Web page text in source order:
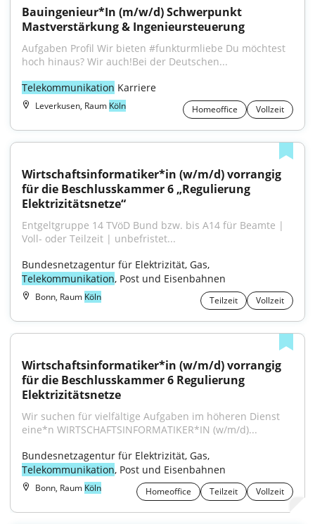
Bauingenieur*In (m/w/d) Schwerpunkt
Mastverstärkung & Ingenieursteuerung
Aufgaben Profil Wir bieten #funkturmliebe Du möchtest
hoch hinaus? Wir auch!Bei der Deutschen...
Telekommunikation Karriere
Leverkusen, Raum Köln Homeoffice Vollzeit
Wirtschafts­informatiker*in (w/m/d) vorrangig
für die Beschluss­kammer 6 „​​​​​​​​​​​Regulierung
Elektrizitäts­netze“
Entgeltgruppe 14 TVöD Bund bzw. bis A14 für Beamte |
Voll- oder Teilzeit | unbefristet...
Telekommunikation, Post und Eisenbahnen
Bonn, Raum Köln Teilzeit Vollzeit
Wirtschaftsinformatiker*in (w/m/d) vorrangig
für die Beschlusskammer 6 Regulierung
Elektrizitätsnetze
Wir suchen für vielfältige Aufgaben im höheren Dienst
eine*n WIRTSCHAFTSINFORMATIKER*IN (w/m/d)...
Telekommunikation, Post und Eisenbahnen
Bonn, Raum Köln Homeoffice Teilzeit Vollzeit